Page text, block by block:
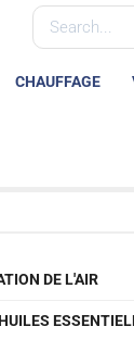
CHAUFFAGE
DE L'AIR